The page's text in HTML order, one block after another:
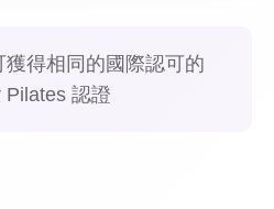
獲得相同的國際認可的
Pilates 認證